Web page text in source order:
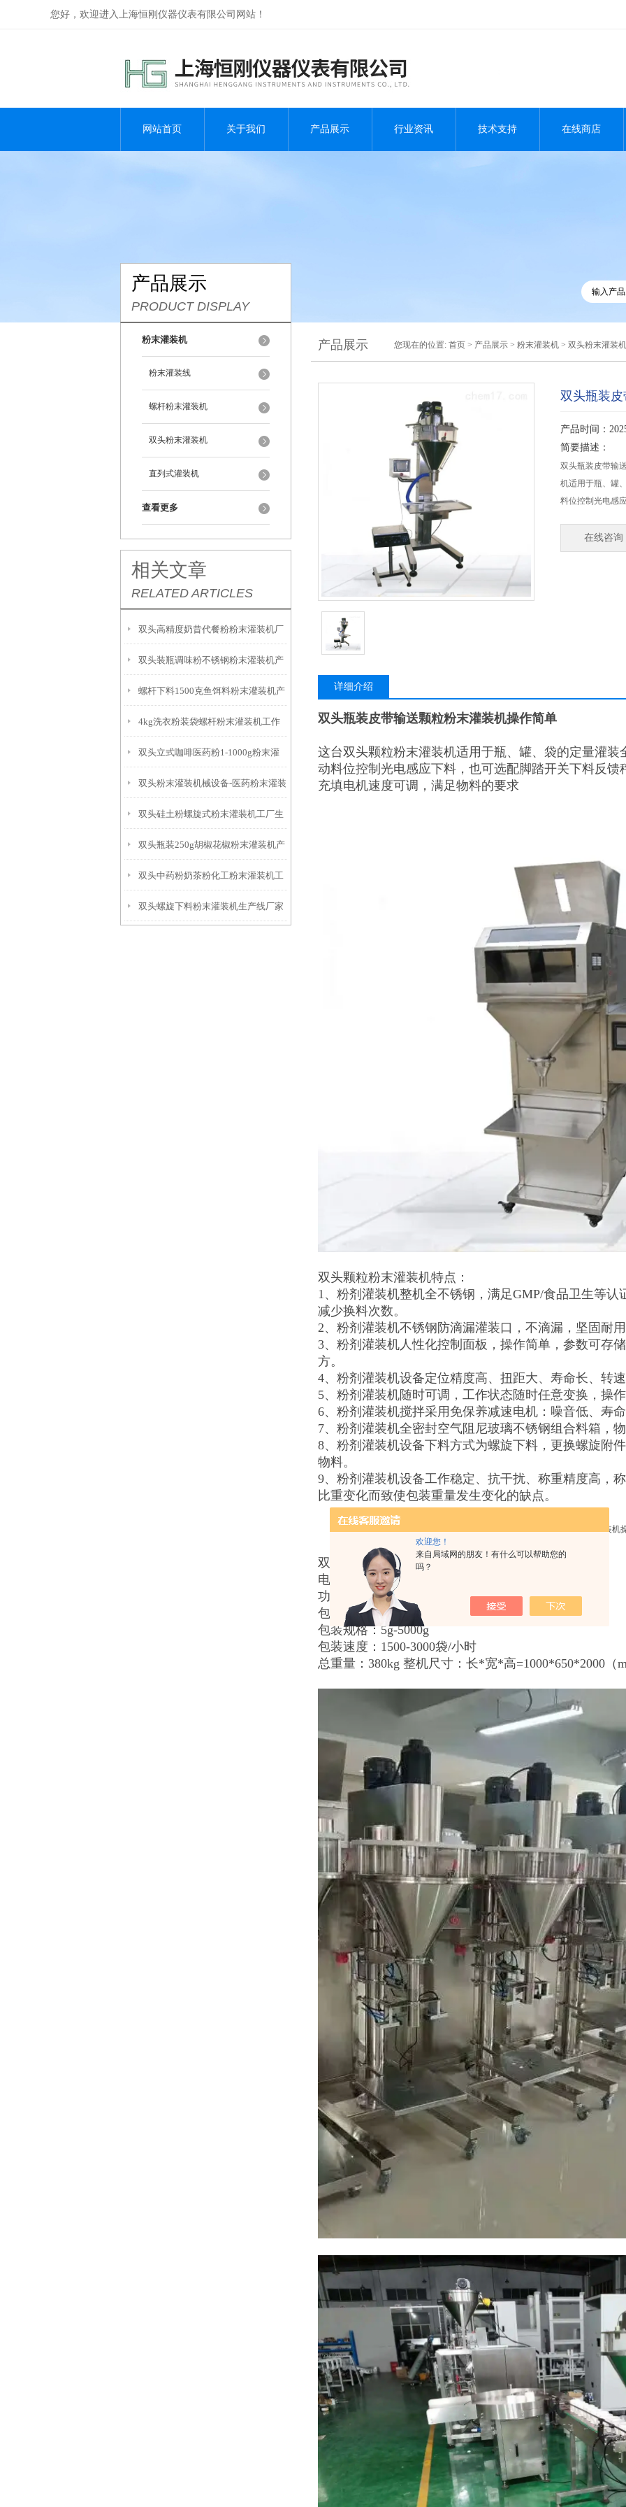
欢迎您！
来自局域网的朋友！有什么可以帮助您的
吗？
您好，欢迎进入上海恒刚仪器仪表有限公司网站！
网站首页 关于我们 产品展示 行业资讯 技术支持 在线商店
产品展示
PRODUCT DISPLAY
粉末灌装机
粉末灌装线
螺杆粉末灌装机
双头粉末灌装机
直列式灌装机
查看更多
相关文章
RELATED ARTICLES
双头高精度奶昔代餐粉粉末灌装机厂
家
双头装瓶调味粉不锈钢粉末灌装机产
品简介
螺杆下料1500克鱼饵料粉末灌装机产
品简介
4kg洗衣粉装袋螺杆粉末灌装机工作
原理
双头立式咖啡医药粉1-1000g粉末灌
装机产品简介
双头粉末灌装机械设备-医药粉末灌装
机厂家
双头硅土粉螺旋式粉末灌装机工厂生
产
双头瓶装250g胡椒花椒粉末灌装机产
品参数
双头中药粉奶茶粉化工粉末灌装机工
作原理
双头螺旋下料粉末灌装机生产线厂家
产品展示 您现在的位置: 首页 > 产品展示 > 粉末灌装机 > 双头粉末灌装机
双头瓶装
产品时间：
简要描述：
双头瓶装皮带输
机​适用于瓶、罐
料位控制光电感
在线咨询
详细介绍
双头瓶装皮带输送颗粒粉末灌装机操作简单
这台双头颗粒粉末灌装机适用于瓶、罐、袋的定量灌
动料位控制光电感应下料，也可选配脚踏开关下料反馈
充填电机速度可调，满足物料的要求
双头颗粒粉末灌装机特点：
1、粉剂灌装机整机全不锈钢，满足GMP/食品卫生等
减少换料次数。
2、粉剂灌装机不锈钢防滴漏灌装口，不滴漏，坚固耐
3、粉剂灌装机人性化控制面板，操作简单，参数可存
方。
4、粉剂灌装机设备定位精度高、扭距大、寿命长、转
5、粉剂灌装机随时可调，工作状态随时任意变换，操
6、粉剂灌装机搅拌采用免保养减速电机：噪音低、寿
7、粉剂灌装机全密封空气阻尼玻璃不锈钢组合料箱，
8、粉剂灌装机设备下料方式为螺旋下料，更换螺旋附
物料。
9、粉剂灌装机设备工作稳定、抗干扰、称重精度高，
比重变化而致使包装重量发生变化的缺点。
双头颗粒粉末灌装机参数：
电源: AC380V
功率： 900W
包装精度：±1%
包装规格：5g-5000g
包装速度：1500-3000袋/小时
总重量：380kg 整机尺寸：长*宽*高=1000*650*2000（